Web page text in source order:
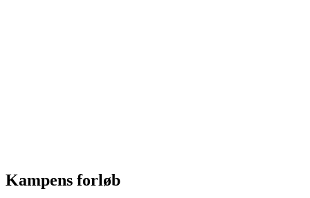
Kampens forløb